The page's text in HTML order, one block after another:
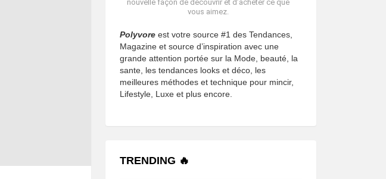
nouvelle façon de découvrir et d’acheter ce que
vous aimez.
Polyvore est votre source #1 des Tendances,
Magazine et source d’inspiration avec une
grande attention portée sur la Mode, beauté, la
sante, les tendances looks et déco, les
meilleures méthodes et technique pour mincir,
Lifestyle, Luxe et plus encore.
TRENDING 🔥